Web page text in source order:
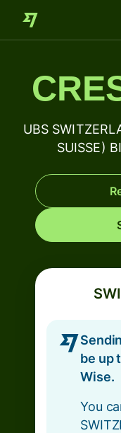
UBS
SUISSE)
be up
Wise.
You